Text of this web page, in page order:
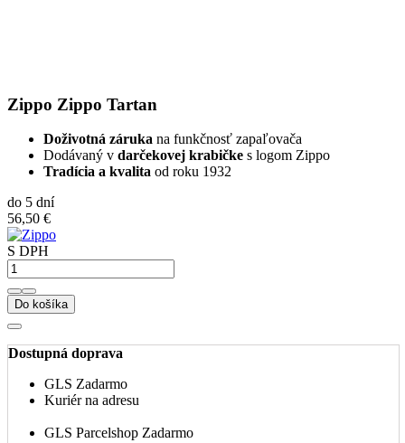
Zippo Zippo Tartan
Doživotná záruka na funkčnosť zapaľovača
Dodávaný v darčekovej krabičke s logom Zippo
Tradícia a kvalita od roku 1932
do 5 dní
56,50 €
S DPH
Do košíka
Dostupná doprava
GLS Zadarmo
Kuriér na adresu
GLS Parcelshop Zadarmo